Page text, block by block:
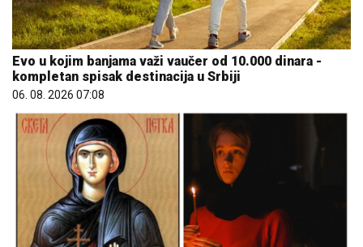
Evo u kojim banjama važi vaučer od 10.000 dinara -
kompletan spisak destinacija u Srbiji
06. 08. 2026 07:08